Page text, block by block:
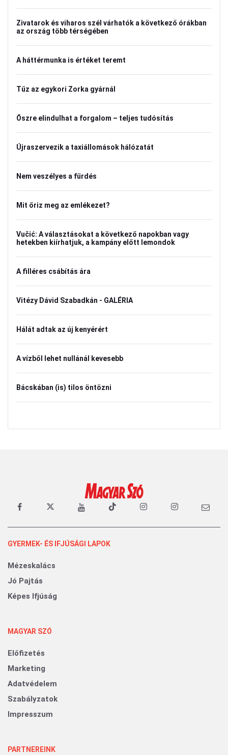
Zivatarok és viharos szél várhatók a következő órákban
az ország több térségében
A háttérmunka is értéket teremt
Tűz az egykori Zorka gyárnál
Őszre elindulhat a forgalom – teljes tudósítás
Újraszervezik a taxiállomások hálózatát
Nem veszélyes a fürdés
Mit őriz meg az emlékezet?
Vučić: A választásokat a következő napokban vagy
hetekben kiírhatjuk, a kampány előtt lemondok
A filléres csábítás ára
Vitézy Dávid Szabadkán - GALÉRIA
Hálát adtak az új kenyérért
A vízből lehet nullánál kevesebb
Bácskában (is) tilos öntözni
GYERMEK- ÉS IFJÚSÁGI LAPOK
Mézeskalács
Jó Pajtás
Képes Ifjúság
MAGYAR SZÓ
Előfizetés
Marketing
Adatvédelem
Szabályzatok
Impresszum
PARTNEREINK